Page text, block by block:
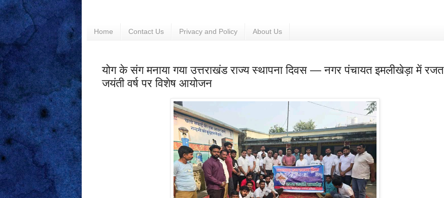
Home Contact Us Privacy and Policy About Us
योग के संग मनाया गया उत्तराखंड राज्य स्थापना दिवस — नगर पंचायत इमलीखेड़ा में रजत
जयंती वर्ष पर विशेष आयोजन